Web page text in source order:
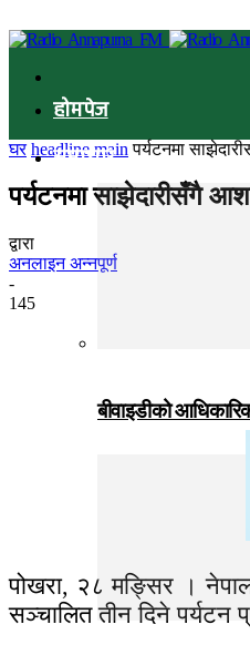
होमपेज
समाचार
बीवाइडीको
घर headline main पर्यटनमा
पर्यटनमा साझेदारीसँगै
द्वारा
अनलाइन अन्नपूर्ण
-
145
पोखरा, २८ मङ्सिर । नेपाल
सञ्चालित तीन दिने पर्यटन